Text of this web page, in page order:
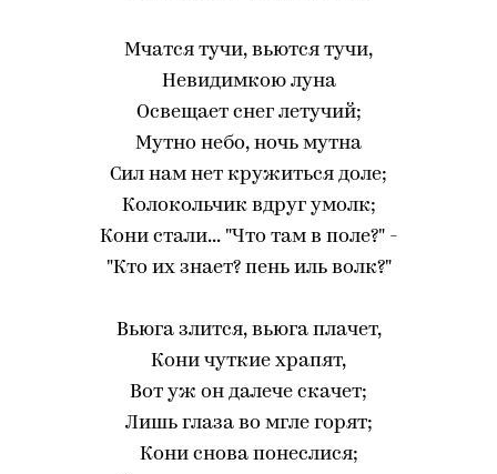
Мчатся тучи, вьются тучи,
Невидимкою луна
Освещает снег летучий;
Мутно небо, ночь мутна
Сил нам нет кружиться доле;
Колокольчик вдруг умолк;
Кони стали... "Что там в поле?" -
"Кто их знает? пень иль волк?"
Вьюга злится, вьюга плачет,
Кони чуткие храпят,
Вот уж он далече скачет;
Лишь глаза во мгле горят;
Кони снова понеслися;